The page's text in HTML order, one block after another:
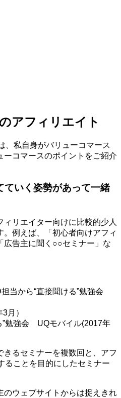
アフィリエイト
、私自身がバリューコマース
ーコマースのポイントをご紹介
ていく姿勢があって一緒
リエイター向けに比較的少人
例えば、「初心者向けアフィ
広告主に聞く○○セミナー」な
当から“直接聞ける”勉強会
月）
”勉強会 UQモバイル(2017年
るセミナーを複数回と、アフ
ることを目的にしたセミナー
のウェブサイトからは捉えきれ